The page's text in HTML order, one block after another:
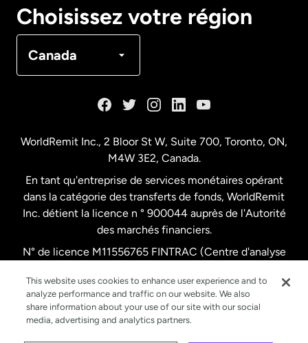
Choisissez votre région
Canada
Français
États-Unis Español
France
Malaisie
WorldRemit Inc., 2 Bloor St W, Suite 700, Toronto, ON,
M4W 3E2, Canada.
En tant qu'entreprise de services monétaires opérant
dans la catégorie des transferts de fonds, WorldRemit
Inc. détient la licence n ° 900044 auprès de l'Autorité
des marchés financiers.
N° de licence M11556765 FINTRAC (Centre d'analyse
This website uses cookies to enhance user experience and to
analyze performance and traffic on our website. We also
share information about your use of our site with our social
media, advertising and analytics partners.